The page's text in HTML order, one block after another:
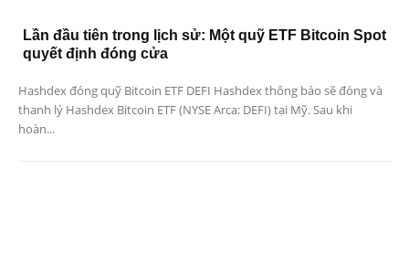
Lần đầu tiên trong lịch sử: Một quỹ ETF Bitcoin Spot
quyết định đóng cửa
Hashdex đóng quỹ Bitcoin ETF DEFI Hashdex thông báo sẽ đóng và
thanh lý Hashdex Bitcoin ETF (NYSE Arca: DEFI) tại Mỹ. Sau khi
hoàn...